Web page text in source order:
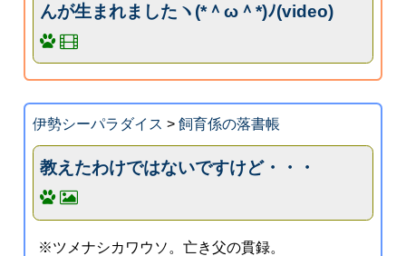
んが生まれましたヽ(*＾ω＾*)ﾉ(video)
伊勢シーパラダイス > 飼育係の落書帳
教えたわけではないですけど・・・
※ツメナシカワウソ。亡き父の貫録。